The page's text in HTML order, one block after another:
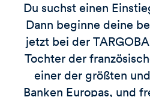
Du suchst einen
Dann beginne deine
jetzt bei der
Tochter der
einer der größten
Banken Europas, und